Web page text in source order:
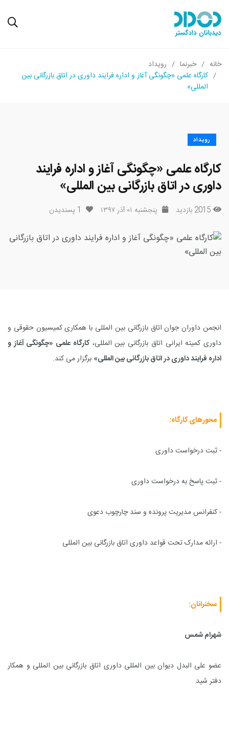
خانه خبرنما
رویداد
کارگاه علمی «چگونگی آغاز و اداره فرایند داوری در اتاق بازرگانی بین
المللی»
رویداد
کارگاه علمی «چگونگی آغاز و اداره فرایند
داوری در اتاق بازرگانی بین المللی»
2015 بازدید پنجشنبه ۰۱ آذر ۱۳۹۷ 1 پسندیدن
انجمن داوران جوان اتاق بازرگانی بین المللی با همکاری کمیسیون حقوقی و
داوری کمیته ایرانی اتاق بازرگانی بین المللی،کارگاه علمی «چگونگی آغاز و
اداره فرایند داوری در اتاق بازرگانی بین المللی» برگزار می کند.
محورهای کارگاه:
- ثبت درخواست داوری
- ثبت پاسخ به درخواست داوری
- کنفرانس مدیریت پرونده و سند چارچوب دعوی
- ارائه مدارک تحت قواعد داوری اتاق بازرگانی بین المللی
سخنرانان:
شهرام شمس
عضو علی البدل دیوان بین المللی داوری اتاق بازرگانی بین المللی و همکار
دفتر شید